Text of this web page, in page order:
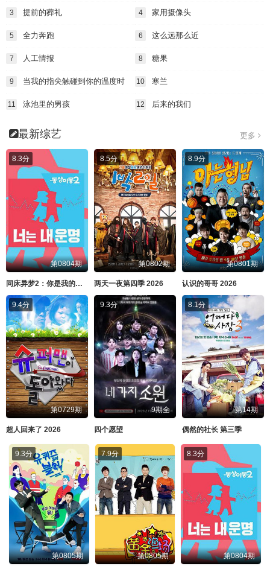
3 提前的葬礼 4 家用摄像头
5 全力奔跑 6 这么远那么近
7 人工情报 8 糖果
9 当我的指尖触碰到你的温度时 10 寒兰
11 泳池里的男孩 12 后来的我们
最新综艺 更多
8.3分
第0804期
同床异梦2：你是我的命运 2026
8.5分
第0802期
两天一夜第四季 2026
8.9分
第0801期
认识的哥哥 2026
9.4分
第0729期
超人回来了 2026
9.3分
9期全
四个愿望
8.1分
第14期
偶然的社长 第三季
9.3分
第0805期
7.9分
第0805期
8.3分
第0804期